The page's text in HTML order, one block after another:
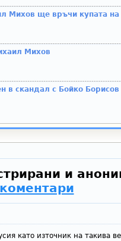
Михов ще връчи купата на
Михов
в скандал с Бойко Борисов
и
като източник на такива